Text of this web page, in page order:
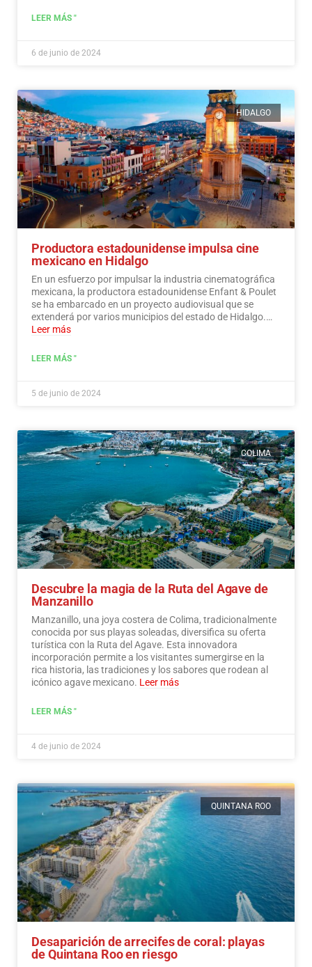
responsabilidad hacia la participación en el proceso
LEER MÁS "
6 de junio de 2024
HIDALGO
Productora estadounidense impulsa cine
mexicano en Hidalgo
En un esfuerzo por impulsar la industria cinematográfica
mexicana, la productora estadounidense Enfant & Poulet
se ha embarcado en un proyecto audiovisual que se
extenderá por varios municipios del estado de Hidalgo.…
Leer más
LEER MÁS "
5 de junio de 2024
COLIMA
Descubre la magia de la Ruta del Agave de
Manzanillo
Manzanillo, una joya costera de Colima, tradicionalmente
conocida por sus playas soleadas, diversifica su oferta
turística con la Ruta del Agave. Esta innovadora
incorporación permite a los visitantes sumergirse en la
rica historia, las tradiciones y los sabores que rodean al
icónico agave mexicano. Leer más
LEER MÁS "
4 de junio de 2024
QUINTANA ROO
Desaparición de arrecifes de coral: playas
de Quintana Roo en riesgo